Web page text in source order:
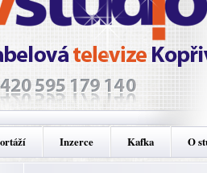
Inzerce Kafka O